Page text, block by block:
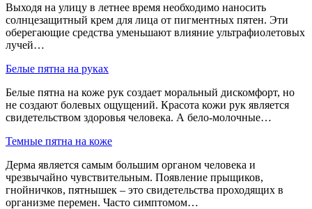
Выходя на улицу в летнее время необходимо наносить
солнцезащитный крем для лица от пигментных пятен. Эти
оберегающие средства уменьшают влияние ультрафиолетовых
лучей…
Белые пятна на руках
Белые пятна на коже рук создает моральный дискомфорт, но
не создают болевых ощущений. Красота кожи рук является
свидетельством здоровья человека. А бело-молочные…
Темные пятна на коже
Дерма является самым большим органом человека и
чрезвычайно чувствительным. Появление прыщиков,
гнойничков, пятнышек – это свидетельства проходящих в
организме перемен. Часто симптомом…